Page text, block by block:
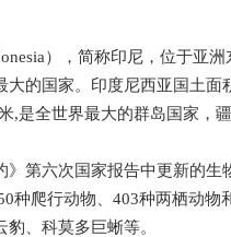
），简称印尼，位于亚洲
大的国家。印度尼西亚国土面
,是全世界最大的群岛国家，
第六次国家报告中更新的生
种爬行动物、403种两栖动物
、科莫多巨蜥等。